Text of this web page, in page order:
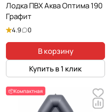
Лодка ПВХ Аква Оптима 190
Графит
4.9 0
В корзину
Купить в 1 клик
📦Компактная